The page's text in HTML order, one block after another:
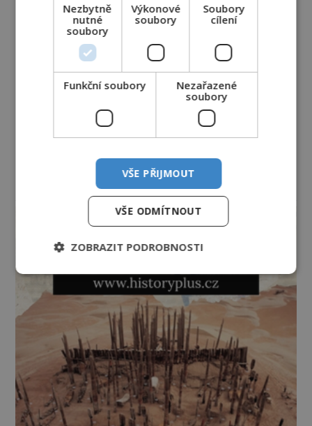
reklama
Nezbytně
nutné
soubory
Výkonové
soubory
Soubory
cílení
Funkční soubory
Nezařazené
soubory
VŠE PŘIJMOUT
VŠE ODMÍTNOUT
ZOBRAZIT PODROBNOSTI